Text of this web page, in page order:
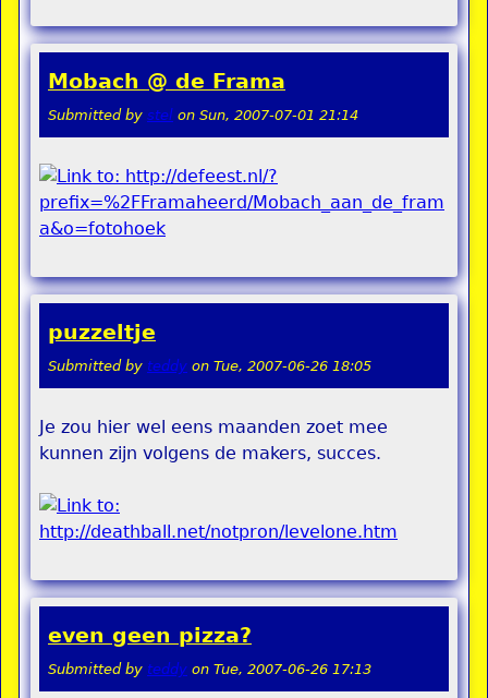
Mobach @ de Frama
Submitted by stel on Sun, 2007-07-01 21:14
puzzeltje
Submitted by teddy on Tue, 2007-06-26 18:05
Je zou hier wel eens maanden zoet mee
kunnen zijn volgens de makers, succes.
even geen pizza?
Submitted by teddy on Tue, 2007-06-26 17:13